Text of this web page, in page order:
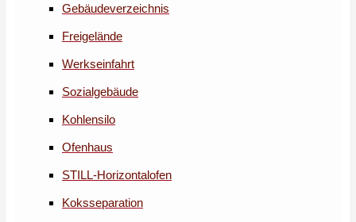
Gebäudeverzeichnis
Freigelände
Werkseinfahrt
Sozialgebäude
Kohlensilo
Ofenhaus
STILL-Horizontalofen
Koksseparation